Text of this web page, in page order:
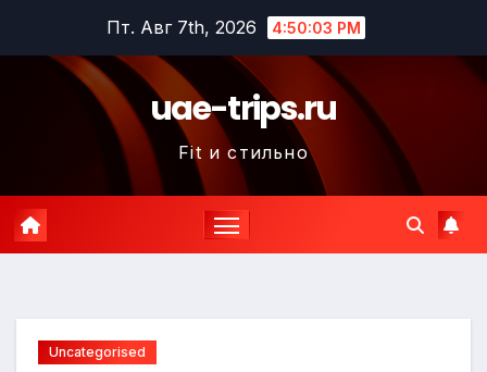
содержимому
Пт. Авг 7th, 2026 4:50:04 PM
uae-trips.ru
Fit и стильно
Uncategorised